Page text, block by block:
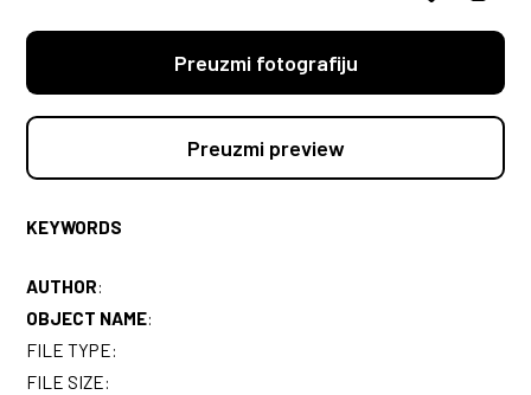
Preuzmi fotografiju
Preuzmi preview
KEYWORDS
AUTHOR:
OBJECT NAME:
FILE TYPE:
FILE SIZE: